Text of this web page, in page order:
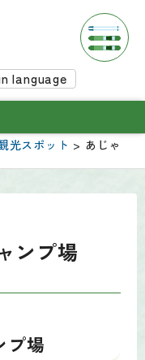
language
光スポット > あじゃ
ンプ場
プ場